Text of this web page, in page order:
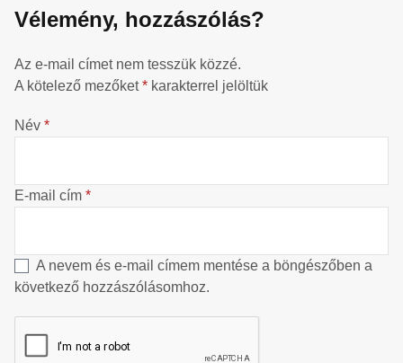
Vélemény, hozzászólás?
Az e-mail címet nem tesszük közzé.
A kötelező mezőket* karakterrel jelöltük
Név *
E-mail cím *
A nevem és e-mail címem mentése a böngészőben a
következő hozzászólásomhoz.